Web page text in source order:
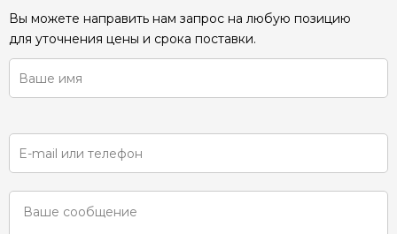
Вы можете направить нам запрос на любую позицию
для уточнения цены и срока поставки.